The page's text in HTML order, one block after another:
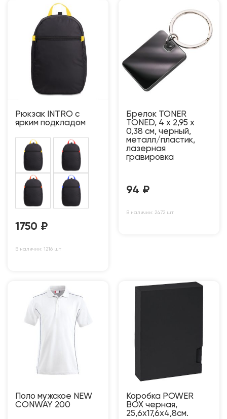
Рюкзак INTRO с
ярким подкладом
1750 ₽
В наличии: 1216 шт
Брелок TONER
TONED, 4 x 2,95 x
0,38 см, черный,
металл/пластик,
лазерная
гравировка
94 ₽
В наличии: 2472 шт
Поло мужское NEW
CONWAY 200
Коробка POWER
BOX черная,
25,6х17,6х4,8см.